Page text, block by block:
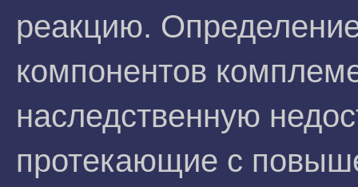
реакцию.
компонентов
наследственную
протекающие с